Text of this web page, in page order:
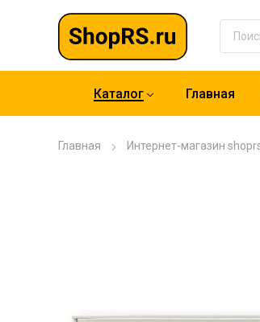
Каталог Главная
Главная Интернет-магазин